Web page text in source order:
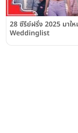
28 ซีรีย์ฝรั่ง 2025 มาใ
Weddinglist